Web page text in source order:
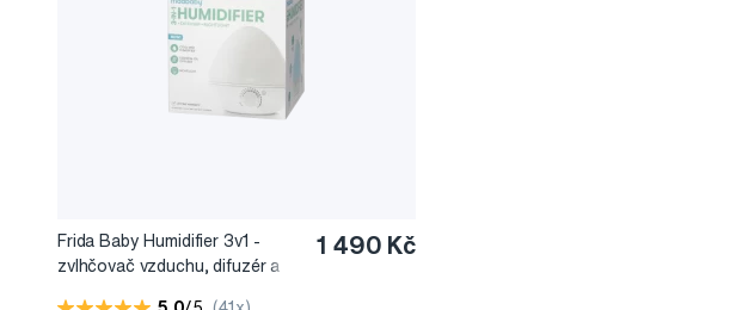
Frida Baby Humidifier 3v1 -
zvlhčovač vzduchu, difuzér a
1 490 Kč